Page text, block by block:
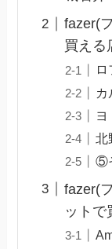
fazer(
買える
カ
ヨ
北
⑤
fazer(
ットで